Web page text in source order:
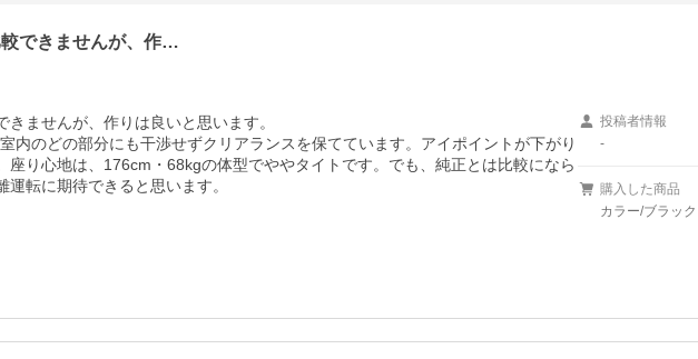
できませんが、作…
ませんが、作りは良いと思います。
内のどの部分にも干渉せずクリアランスを保てています。アイポイントが下がり
座り心地は、176cm・68kgの体型でややタイトです。でも、純正とは比較になら
転に期待できると思います。
投稿者情報
-
購入した商品
カラー/ブラック